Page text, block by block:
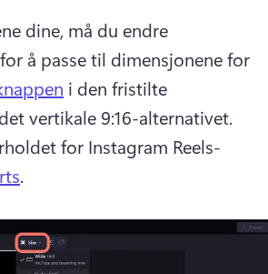
dine, må du endre
å passe til dimensjonene for
i den fristilte
for Instagram Reels-
.